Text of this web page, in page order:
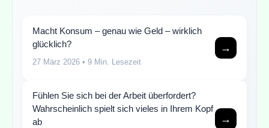
Macht Konsum – genau wie Geld – wirklich
glücklich?
27 März 2026 • 9 Min. Lesezeit
→
Fühlen Sie sich bei der Arbeit überfordert?
Wahrscheinlich spielt sich vieles in Ihrem Kopf
ab
→